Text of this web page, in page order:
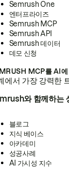
Semrush One
엔터프라이즈
Semrush MCP
Semrush API
Semrush 데이터
데모 신청
MCP를 AI에
에서 가장 강력한
와 함께하는
블로그
지식 베이스
아카데미
성공사례
AI 가시성 지수